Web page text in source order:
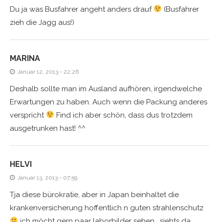
Du ja was Busfahrer angeht anders drauf
(Busfahrer
zieh die Jagg aus!)
MARINA
Januar 12, 2013 - 22:26
Deshalb sollte man im Ausland aufhören, irgendwelche
Erwartungen zu haben. Auch wenn die Packung anderes
verspricht
Find ich aber schön, dass dus trotzdem
ausgetrunken hast! ^^
HELVI
Januar 13, 2013 - 07:59
Tja diese bürokratie, aber in Japan beinhaltet die
krankenversicherung hoffentlich n guten strahlenschutz